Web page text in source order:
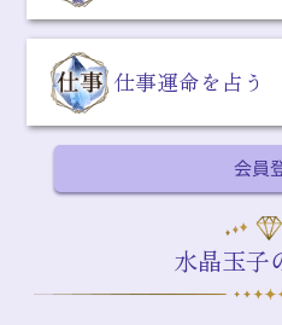
仕事運命を占う
会員
水晶玉子